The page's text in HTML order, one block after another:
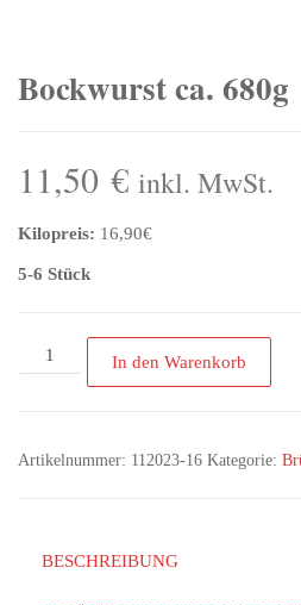
Bockwurst ca. 680g
11,50 € inkl. MwSt.
Kilopreis: 16,90€
5-6 Stück
In den Warenkorb
Artikelnummer: 112023-16 Kategorie:
BESCHREIBUNG